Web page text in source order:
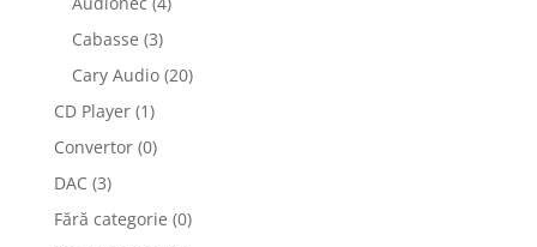
Cabasse (3)
Cary Audio (20)
CD Player (1)
Convertor (0)
DAC (3)
Fără categorie (0)